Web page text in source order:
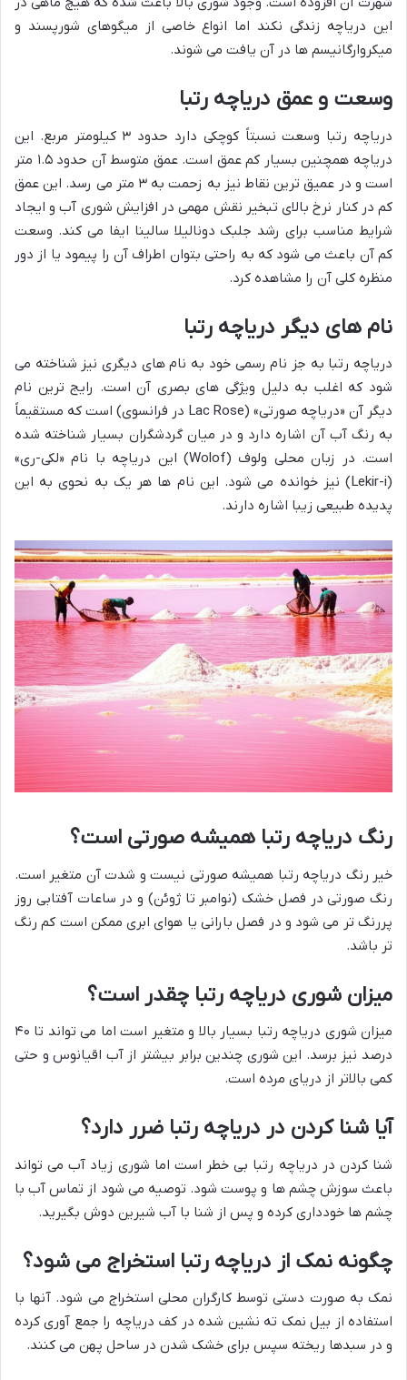
این دریاچه زندگی نکند اما انواع خاصی از میگوهای شورپسند و
میکروارگانیسم ها در آن یافت می شوند.
وسعت و عمق دریاچه رتبا
دریاچه رتبا وسعت نسبتاً کوچکی دارد حدود ۳ کیلومتر مربع. این
دریاچه همچنین بسیار کم عمق است. عمق متوسط آن حدود ۱.۵ متر
است و در عمیق ترین نقاط نیز به زحمت به ۳ متر می رسد. این عمق
کم در کنار نرخ بالای تبخیر نقش مهمی در افزایش شوری آب و ایجاد
شرایط مناسب برای رشد جلبک دونالیلا سالینا ایفا می کند. وسعت
کم آن باعث می شود که به راحتی بتوان اطراف آن را پیمود یا از دور
منظره کلی آن را مشاهده کرد.
نام های دیگر دریاچه رتبا
دریاچه رتبا به جز نام رسمی خود به نام های دیگری نیز شناخته می
شود که اغلب به دلیل ویژگی های بصری آن است. رایج ترین نام
دیگر آن «دریاچه صورتی» (Lac Rose در فرانسوی) است که مستقیماً
به رنگ آب آن اشاره دارد و در میان گردشگران بسیار شناخته شده
است. در زبان محلی ولوف (Wolof) این دریاچه با نام «لکی-ری»
(Lekir-i) نیز خوانده می شود. این نام ها هر یک به نحوی به این
پدیده طبیعی زیبا اشاره دارند.
رنگ دریاچه رتبا همیشه صورتی است؟
خیر رنگ دریاچه رتبا همیشه صورتی نیست و شدت آن متغیر است.
رنگ صورتی در فصل خشک (نوامبر تا ژوئن) و در ساعات آفتابی روز
پررنگ تر می شود و در فصل بارانی یا هوای ابری ممکن است کم رنگ
تر باشد.
میزان شوری دریاچه رتبا چقدر است؟
میزان شوری دریاچه رتبا بسیار بالا و متغیر است اما می تواند تا ۴۰
درصد نیز برسد. این شوری چندین برابر بیشتر از آب اقیانوس و حتی
کمی بالاتر از دریای مرده است.
آیا شنا کردن در دریاچه رتبا ضرر دارد؟
شنا کردن در دریاچه رتبا بی خطر است اما شوری زیاد آب می تواند
باعث سوزش چشم ها و پوست شود. توصیه می شود از تماس آب با
چشم ها خودداری کرده و پس از شنا با آب شیرین دوش بگیرید.
چگونه نمک از دریاچه رتبا استخراج می شود؟
نمک به صورت دستی توسط کارگران محلی استخراج می شود. آنها با
استفاده از بیل نمک ته نشین شده در کف دریاچه را جمع آوری کرده
و در سبدها ریخته سپس برای خشک شدن در ساحل پهن می کنند.